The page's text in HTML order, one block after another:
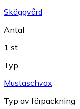
Skäggvård
Antal
1 st
Typ
Mustaschvax
Typ av förpackning